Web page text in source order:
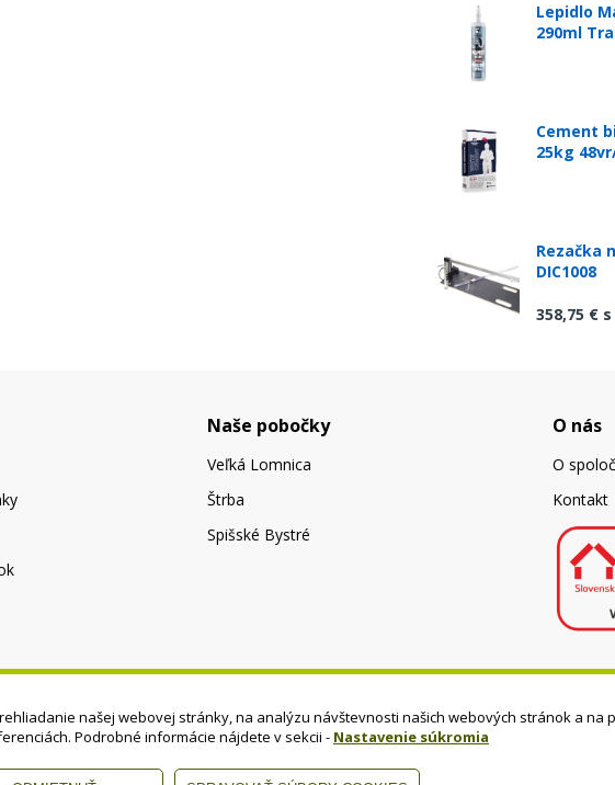
Lepidlo
290ml
Cement
25kg
Rezačka
DIC1008
358,75 € s
Naše pobočky
Veľká Lomnica
Štrba
Spišské Bystré
O nás
O
Kontakt
našej webovej stránky, na analýzu návštevnosti našich webových stránok a na
Podrobné informácie nájdete v sekcii - Nastavenie súkromia